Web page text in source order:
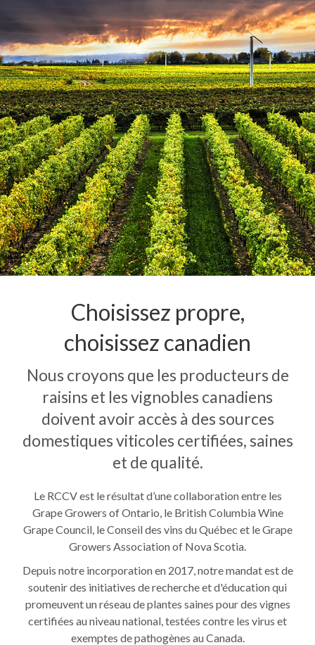
Choisissez propre,
choisissez canadien
Nous croyons que les producteurs de
raisins et les vignobles canadiens
doivent avoir accès à des sources
domestiques viticoles certifiées, saines
et de qualité.
Le RCCV est le résultat d’une collaboration entre les
Grape Growers of Ontario, le British Columbia Wine
Grape Council, le Conseil des vins du Québec et le Grape
Growers Association of Nova Scotia.
Depuis notre incorporation en 2017, notre mandat est de
soutenir des initiatives de recherche et d'éducation qui
promeuvent un réseau de plantes saines pour des vignes
certifiées au niveau national, testées contre les virus et
exemptes de pathogènes au Canada.